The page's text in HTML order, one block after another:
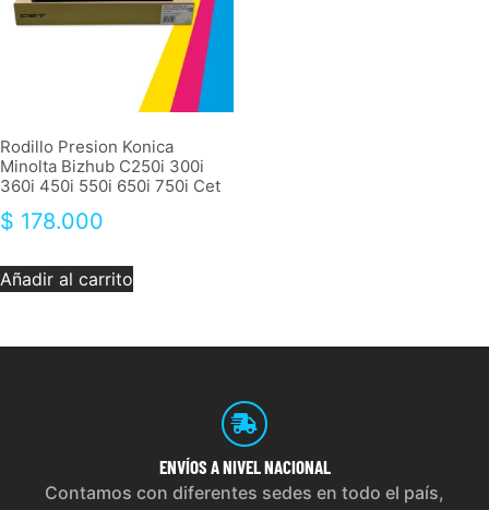
Rodillo Presion Konica
Minolta Bizhub C250i 300i
360i 450i 550i 650i 750i Cet
$ 178.000
Añadir al carrito
ENVÍOS A NIVEL NACIONAL
Contamos con diferentes sedes en todo el país,